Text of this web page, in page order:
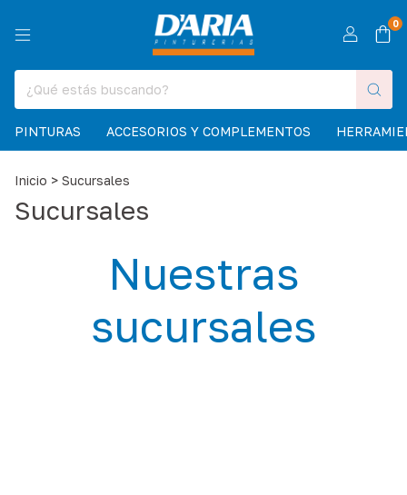
0
PINTURAS ACCESORIOS Y COMPLEMENTOS
Inicio > Sucursales
Sucursales
Nuestras
sucursales